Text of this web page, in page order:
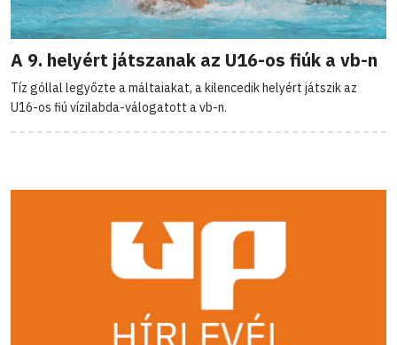
A 9. helyért játszanak az U16-os fiúk a vb-n
Tíz góllal legyőzte a máltaiakat, a kilencedik helyért játszik az
U16-os fiú vízilabda-válogatott a vb-n.